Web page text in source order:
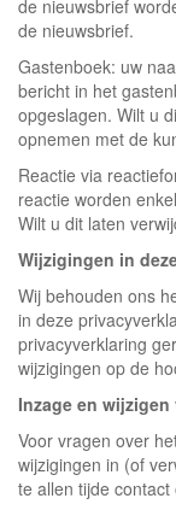
de nieuwsbrief
de nieuwsbrief.
Gastenboek: uw
bericht in het
opgeslagen. Wilt u
opnemen met de
Reactie via
reactie worden
Wilt u dit laten
Wijzigingen in
Wij behouden ons
in deze
privacyverklaring
wijzigingen op de
Inzage en
Voor vragen over
wijzigingen in (of
te allen tijde